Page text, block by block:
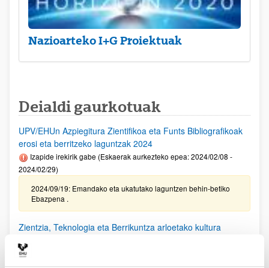
Nazioarteko I+G Proiektuak
Deialdi gaurkotuak
UPV/EHUn Azpiegitura Zientifikoa eta Funts Bibliografikoak
erosi eta berritzeko laguntzak 2024
Izapide irekirik gabe (Eskaerak aurkezteko epea: 2024/02/08 -
2024/02/29)
2024/09/19: Emandako eta ukatutako laguntzen behin-betiko
Ebazpena .
Zientzia, Teknologia eta Berrikuntza arloetako kultura